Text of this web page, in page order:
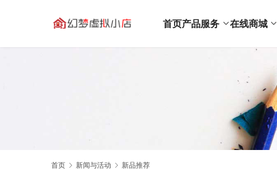
首页产品服务 在线商城
首页 新闻与活动 新品推荐